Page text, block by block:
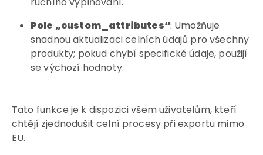
Pole „custom_attributes“: Umožňuje
snadnou aktualizaci celních údajů pro všechny
produkty; pokud chybí specifické údaje, použijí
se výchozí hodnoty.
Tato funkce je k dispozici všem uživatelům, kteří
chtějí zjednodušit celní procesy při exportu mimo
EU.